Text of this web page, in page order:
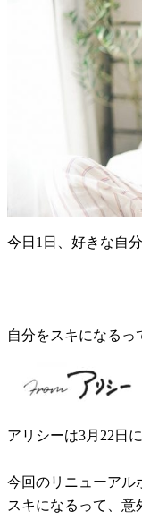
今日1日、好きな自分
自分をスキになるっ
アリシーは3月22日
今回のリニューアル
スキになるって、意